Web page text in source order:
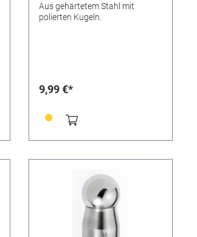
Aus gehärtetem Stahl mit
polierten Kugeln.
9,99 €*